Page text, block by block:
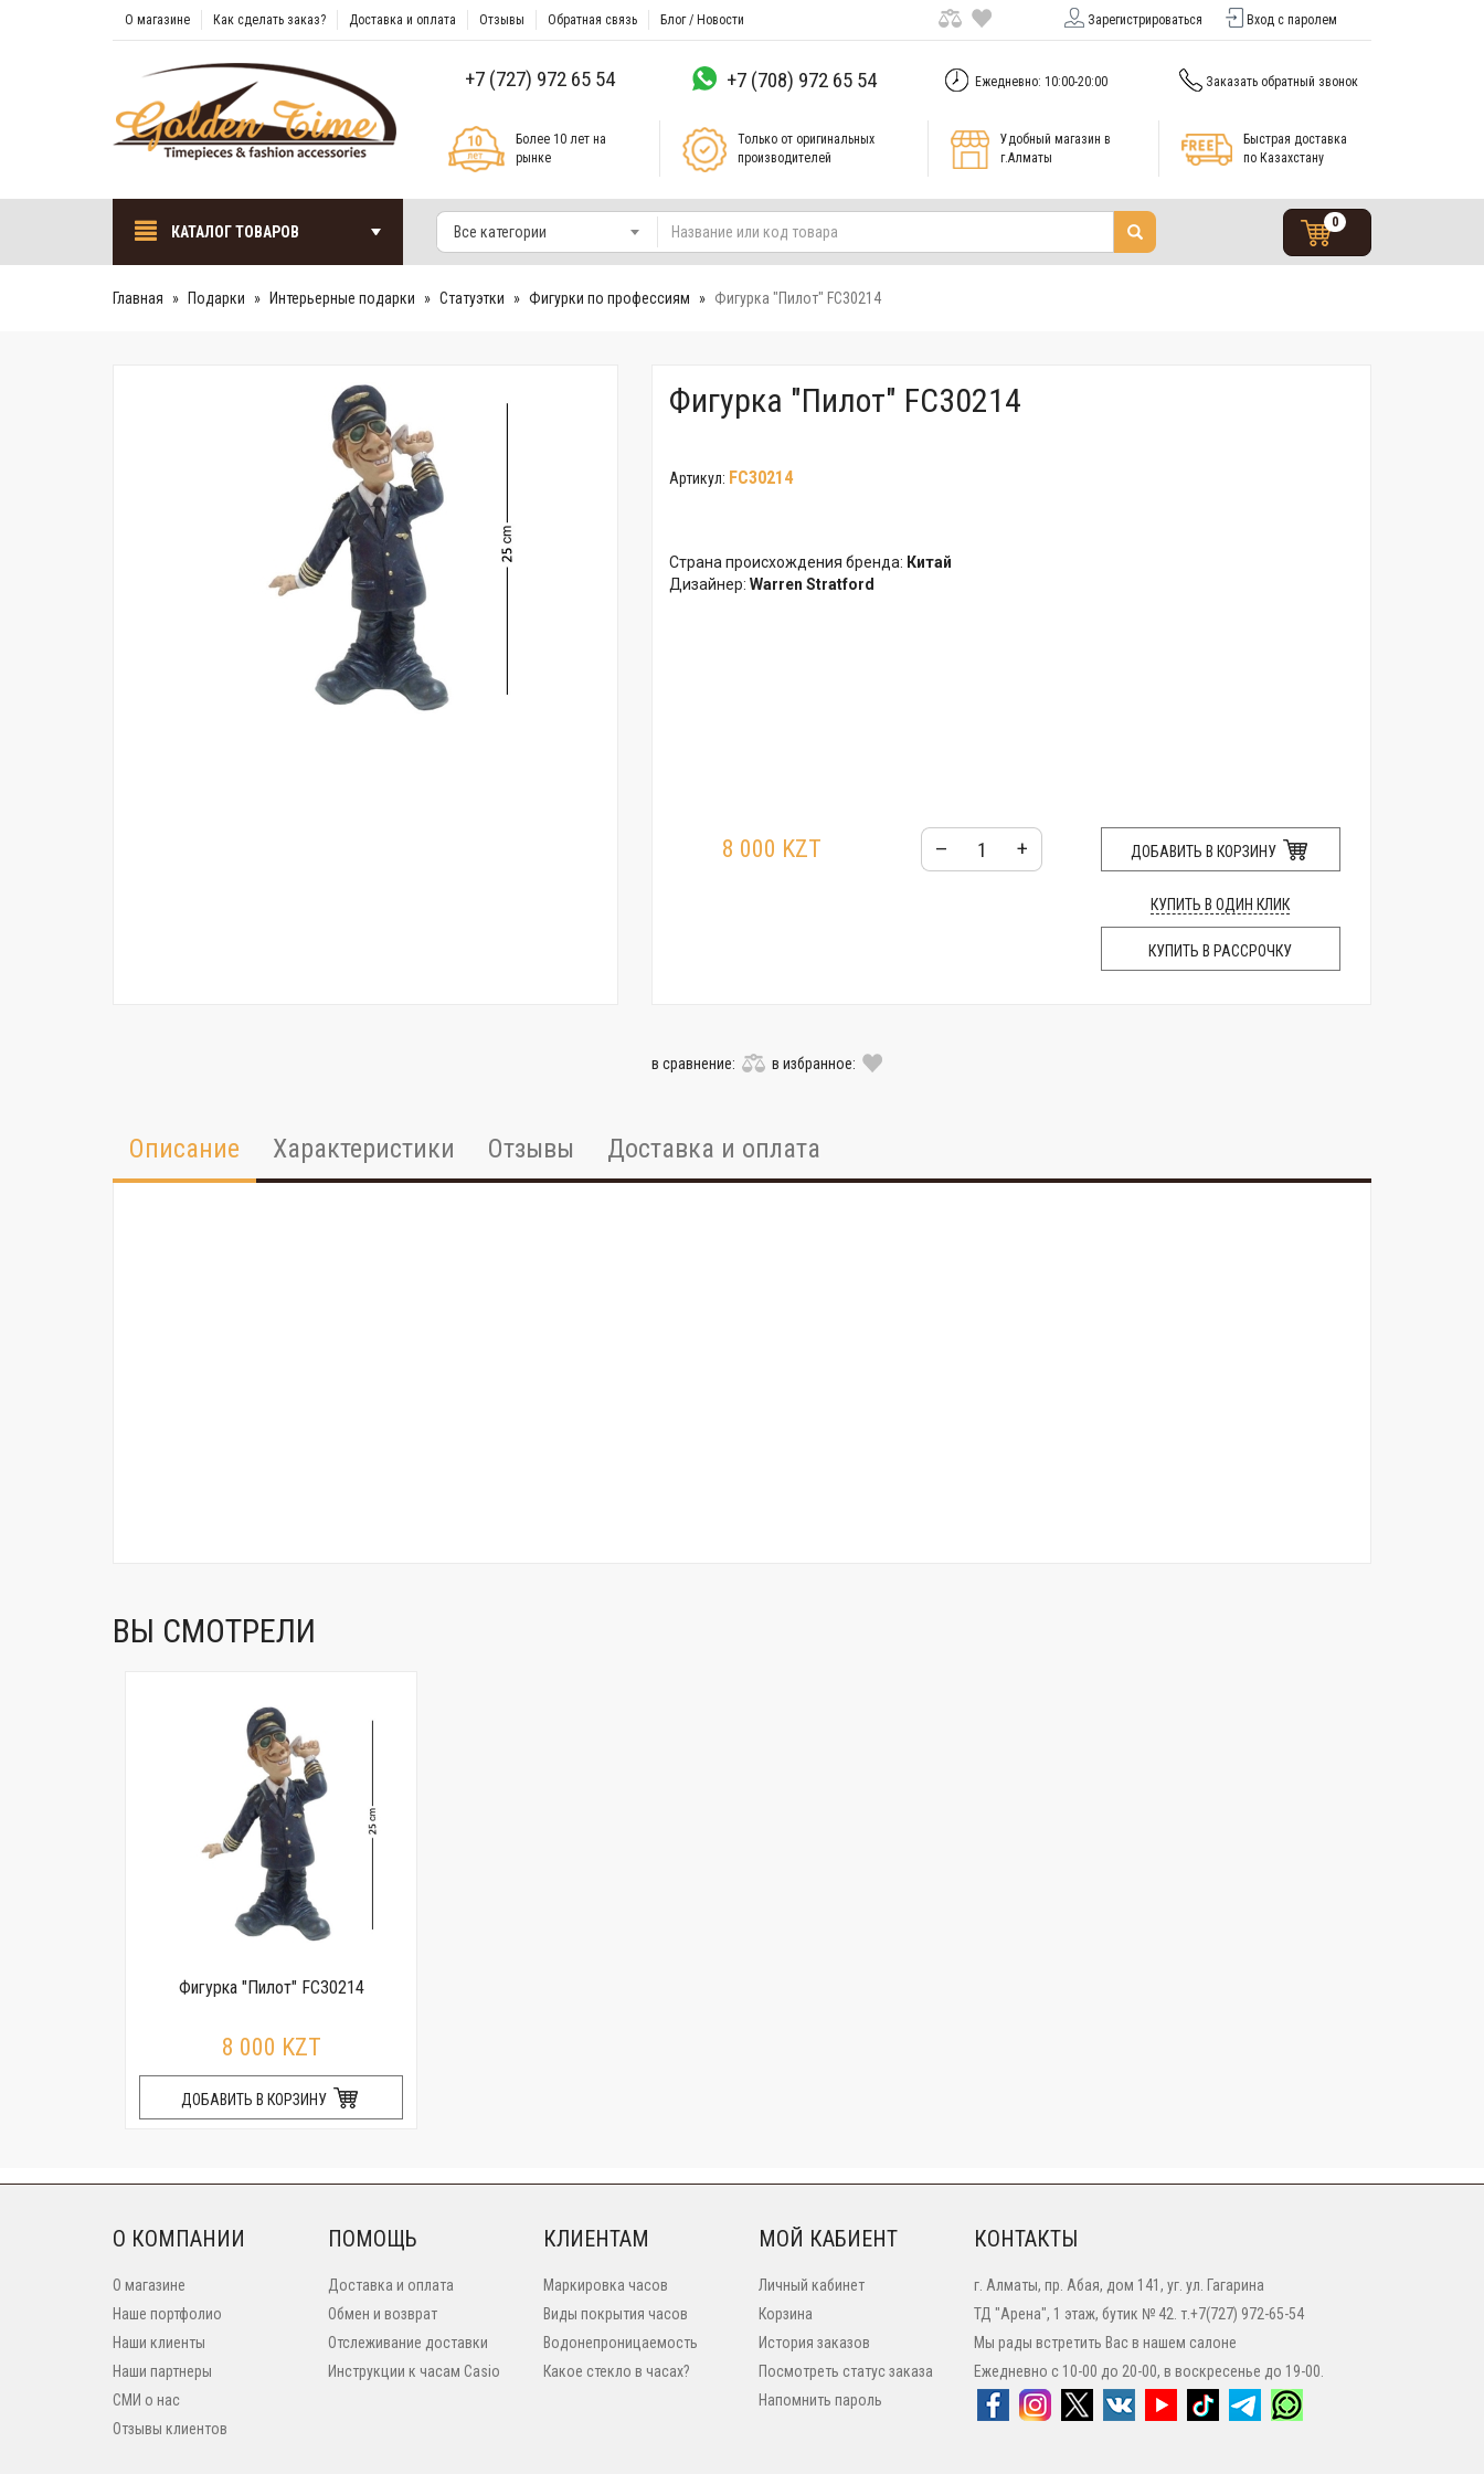
О магазине Как сделать заказ? Доставка и оплата Отзывы Обратная связь Блог / Новости Зарегистрироваться Вход с паролем
+7 (727) 972 65 54 +7 (708) 972 65 54 Ежедневно: 10:00-20:00 Заказать обратный звонок
Более 10 лет на
рынке
Только от оригинальных
производителей
Удобный магазин в
г.Алматы
Быстрая доставка
по Казахстану
КАТАЛОГ ТОВАРОВ Все категории
0
Главная Подарки Интерьерные подарки Cтатуэтки Фигурки по профессиям Фигурка "Пилот" FC30214
Фигурка "Пилот" FC30214
Артикул: FC30214
Страна происхождения бренда: Китай
Дизайнер: Warren Stratford
8 000 KZT – + ДОБАВИТЬ В КОРЗИНУ
КУПИТЬ В ОДИН КЛИК
КУПИТЬ В РАССРОЧКУ
в сравнение: в избранное:
Описание Характеристики Отзывы Доставка и оплата
ВЫ СМОТРЕЛИ
Фигурка "Пилот" FC30214
8 000 KZT
ДОБАВИТЬ В КОРЗИНУ
О КОМПАНИИ
О магазине
Наше портфолио
Наши клиенты
Наши партнеры
СМИ о нас
Отзывы клиентов
ПОМОЩЬ
Доставка и оплата
Обмен и возврат
Отслеживание доставки
Инструкции к часам Casio
КЛИЕНТАМ
Маркировка часов
Виды покрытия часов
Водонепроницаемость
Какое стекло в часах?
МОЙ КАБИЕНТ
Личный кабинет
Корзина
История заказов
Посмотреть статус заказа
Напомнить пароль
КОНТАКТЫ
г. Алматы, пр. Абая, дом 141, уг. ул. Гагарина
ТД "Арена", 1 этаж, бутик № 42. т.+7(727) 972-65-54
Мы рады встретить Вас в нашем салоне
Ежедневно с 10-00 до 20-00, в воскресенье до 19-00.